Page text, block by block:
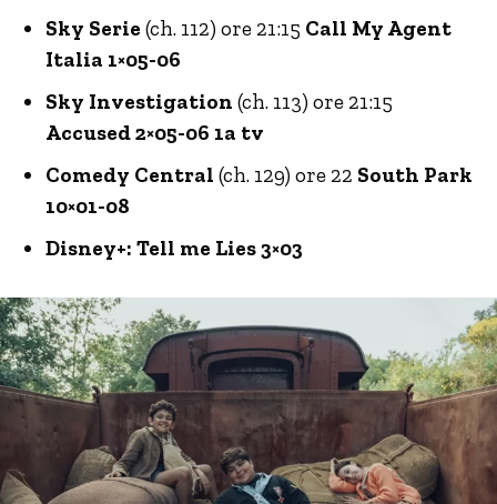
Sky Serie (ch. 112) ore 21:15 Call My Agent
Italia 1×05-06
Sky Investigation (ch. 113) ore 21:15
Accused 2×05-06 1a tv
Comedy Central (ch. 129) ore 22 South Park
10×01-08
Disney+: Tell me Lies 3×03